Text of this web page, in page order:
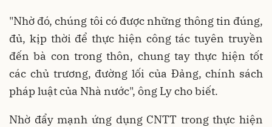
"Nhờ đó, chúng tôi có được những thông tin đúng,
đủ, kịp thời để thực hiện công tác tuyên truyền
đến bà con trong thôn, chung tay thực hiện tốt
các chủ trương, đường lối của Đảng, chính sách
pháp luật của Nhà nước", ông Ly cho biết.
Nhờ đẩy mạnh ứng dụng CNTT trong thực hiện